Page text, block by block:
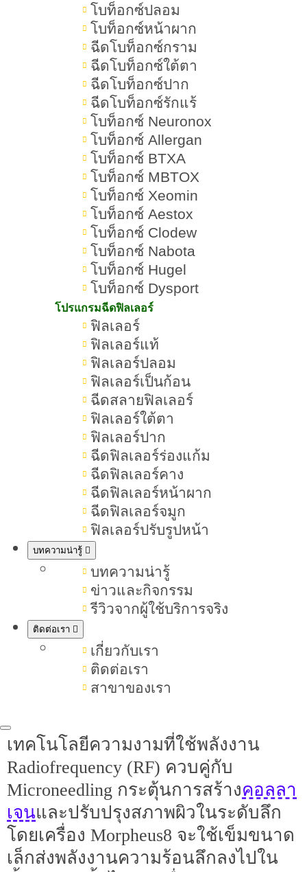
โบท็อกซ์ปลอม
โบท็อกซ์หน้าผาก
ฉีดโบท็อกซ์กราม
ฉีดโบท็อกซ์ใต้ตา
ฉีดโบท็อกซ์ปาก
ฉีดโบท็อกซ์รักแร้
โบท็อกซ์ Neuronox
โบท็อกซ์ Allergan
โบท็อกซ์ BTXA
โบท็อกซ์ MBTOX
โบท็อกซ์ Xeomin
โบท็อกซ์ Aestox
โบท็อกซ์ Clodew
โบท็อกซ์ Nabota
โบท็อกซ์ Hugel
โบท็อกซ์ Dysport
โปรแกรมฉีดฟิลเลอร์
ฟิลเลอร์
ฟิลเลอร์แท้
ฟิลเลอร์ปลอม
ฟิลเลอร์เป็นก้อน
ฉีดสลายฟิลเลอร์
ฟิลเลอร์ใต้ตา
ฟิลเลอร์ปาก
ฉีดฟิลเลอร์ร่องแก้ม
ฉีดฟิลเลอร์คาง
ฉีดฟิลเลอร์หน้าผาก
ฉีดฟิลเลอร์จมูก
ฟิลเลอร์ปรับรูปหน้า
บทความน่ารู้
บทความน่ารู้
ข่าวและกิจกรรม
รีวิวจากผู้ใช้บริการจริง
ติดต่อเรา
เกี่ยวกับเรา
ติดต่อเรา
สาขาของเรา
Morpheus8 คืออะไร ช่วย
อะไรบ้าง เห็นผลอยู่ได้นานแค่
ในยุคที่เทคโนโลยีความงามก้าวหน้า
ไปอย่างรวดเร็ว หนึ่งในนวัตกรรมที่ได้
รับความนิยมอย่างมากในปัจจุบันคือ
Morpheus8 เทคโนโลยีที่ผสานพลังของ
Radiofrequency (RF) และ
Microneedling เพื่อยกกระชับผิวและ
โดยไม่ต้องผ่าตัด ช่วยให้
และผิวกายดูกระชับขึ้น Morpheus8 ไม่
เพียงแค่ช่วยแก้ไขปัญหาผิวหย่อน
คล้อย แต่ยังสามารถลดไขมัน ลด
ลดผิวเปลือกส้ม ซึ่งเป็นปัญหาที่
ทำให้หลายคนหมดความมั่นใจ ด้วย
ความสามารถในการส่งพลังงานลงลึก
ถึงชั้นผิวและชั้นไขมัน จึงเป็นตัวเลือก
ที่ดีเยี่ยมสำหรับผู้ที่ต้องการฟื้นฟูผิว
อย่างล้ำลึกโดยไม่ต้องพักฟื้นนาน รวม
ถึงผู้ที่ต้องการลดไขมันและปรับรูปร่าง
บทความนี้จะพาทุกคนไปรู้จักกับ
นวัตกรรมเทคโนโลยี Morpheus8 ว่าคือ
อะไร ช่วยอะไรบ้าง กี่วันเห็นผล อยู่ได้
นานแค่ไหน และข้อควรรู้อื่น ๆ เพื่อ
ศึกษาข้อมูลให้ละเอียดก่อนตัดสินใจทำ
รู้จักนวัตกรรม Morpheus8 คืออะไร
นวัตกรรมเครื่อง Morpheus8 เป็น
เทคโนโลยีความงามที่ใช้พลังงาน
Radiofrequency (RF) ควบคู่กับ
Microneedling กระตุ้นการสร้างคอลลา
เจนและปรับปรุงสภาพผิวในระดับลึก
โดยเครื่อง Morpheus8 จะใช้เข็มขนาด
เล็กส่งพลังงานความร้อนลึกลงไปใน